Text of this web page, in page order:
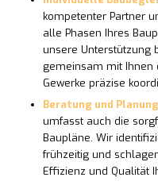
kompetenter Partner
alle Phasen Ihres
unsere Unterstützung
gemeinsam mit Ihnen
Gewerke präzise
Beratung und
umfasst auch die
Baupläne. Wir
frühzeitig und
Effizienz und Qualität